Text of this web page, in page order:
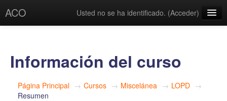
ACO Usted no se ha identificado. (Acceder)
Información del curso
Página Principal → Cursos → Miscelánea → LOPD →
Resumen